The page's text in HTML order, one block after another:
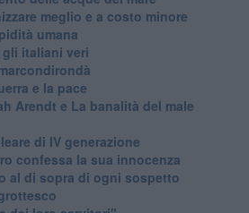
meglio e a costo minore
umana
gli italiani veri
e la pace
Arendt e La banalità del male
di IV generazione
confessa la sua innocenza
al di sopra di ogni sospetto